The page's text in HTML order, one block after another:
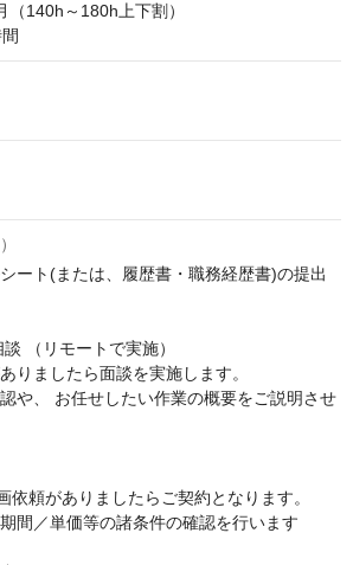
140h～180h上下割）
ート(または、履歴書・職務経歴書)の提出
（リモートで実施）
りましたら面談を実施します。
や、 お任せしたい作業の概要をご説明させ
頼がありましたらご契約となります。
／単価等の諸条件の確認を行います